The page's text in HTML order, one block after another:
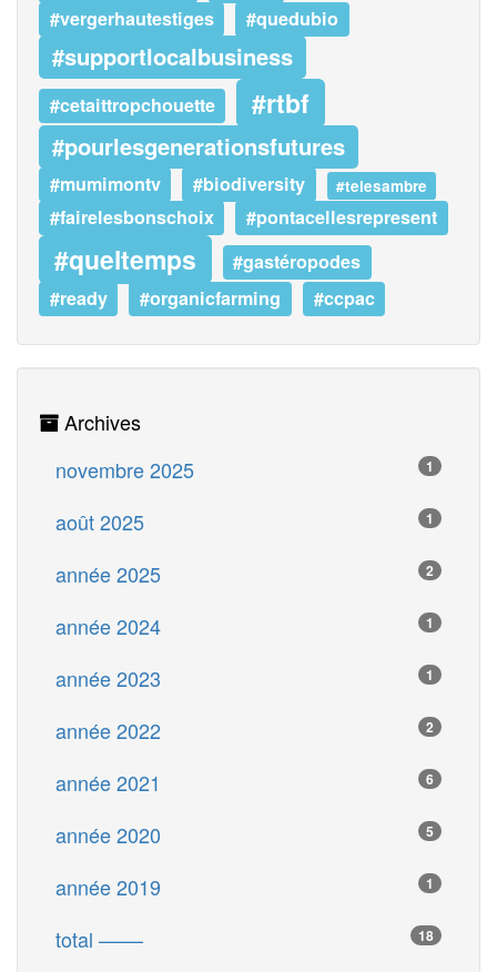
#vergerhautestiges
#quedubio
#supportlocalbusiness
#cetaittropchouette #rtbf
#pourlesgenerationsfutures
#mumimontv #biodiversity #telesambre
#fairelesbonschoix #pontacellesrepresent
#queltemps
#gastéropodes
#ready
#organicfarming #ccpac
Archives
1
novembre 2025
1
août 2025
2
année 2025
1
année 2024
1
année 2023
2
année 2022
6
année 2021
5
année 2020
1
année 2019
18
total ––––